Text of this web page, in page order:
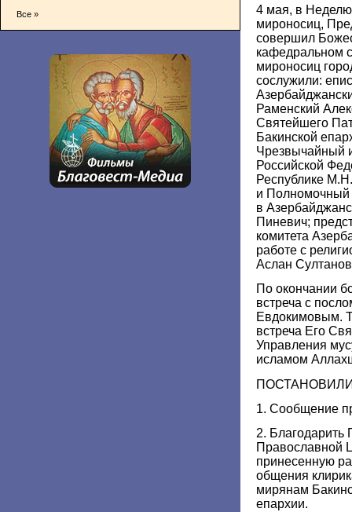
Все »
4 мая, в
мироносиц,
совершил
кафедральном
мироносиц
сослужили:
Раменский
Святейшего
Бакинской
Чрезвычайный
Российской
Республике
и Полномочный
в
Пиневич;
комитета
работе с
Аслан
По окончании
встреча с
Евдокимовым.
встреча Его
Управления
исламом
1. Сообщение
2. Благодарить
Православной
принесенную
общения
мирянам
епархии.